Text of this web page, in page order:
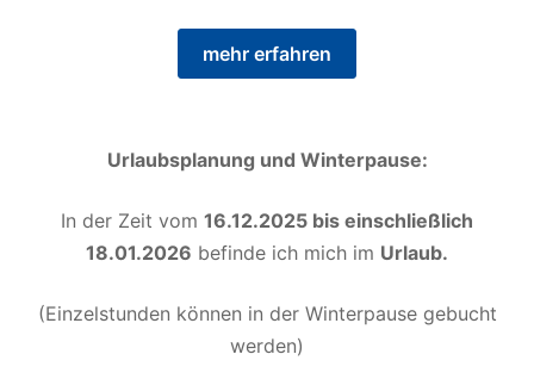
mehr erfahren
Urlaubsplanung und Winterpause:
In der Zeit vom 16.12.2025 bis einschließlich
18.01.2026 befinde ich mich im Urlaub.
(Einzelstunden können in der Winterpause gebucht
werden)